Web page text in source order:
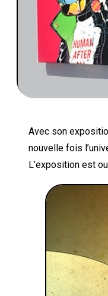
Avec son
nouvelle fois
L’exposition est